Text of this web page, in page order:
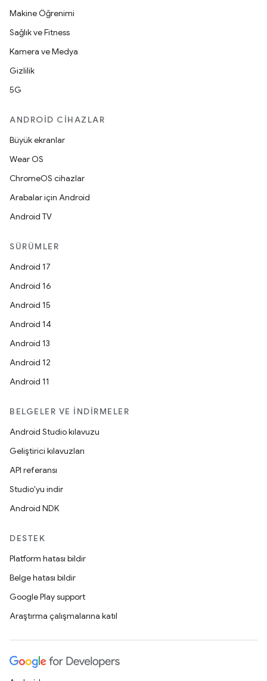
Makine Öğrenimi
Sağlık ve Fitness
Kamera ve Medya
Gizlilik
5G
ANDROID CIHAZLAR
Büyük ekranlar
Wear OS
ChromeOS cihazlar
Arabalar için Android
Android TV
SÜRÜMLER
Android 17
Android 16
Android 15
Android 14
Android 13
Android 12
Android 11
BELGELER VE İNDIRMELER
Android Studio kılavuzu
Geliştirici kılavuzları
API referansı
Studio'yu indir
Android NDK
DESTEK
Platform hatası bildir
Belge hatası bildir
Google Play support
Araştırma çalışmalarına katıl